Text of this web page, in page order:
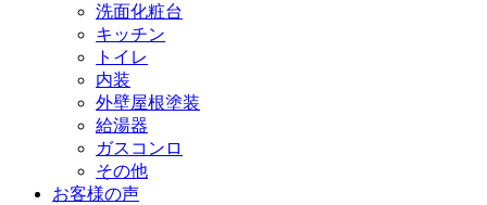
洗面化粧台
キッチン
トイレ
内装
外壁屋根塗装
給湯器
ガスコンロ
その他
お客様の声